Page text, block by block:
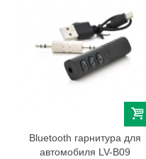
Bluetooth гарнитура для
автомобиля LV-B09